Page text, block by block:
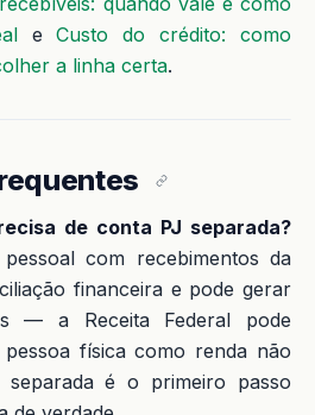
eCusto do crédito: como
a linha certa.
de conta PJ separada?
com recebimentos da
financeira e pode gerar
— a Receita Federal pode
física como renda não
separada é o primeiro passo